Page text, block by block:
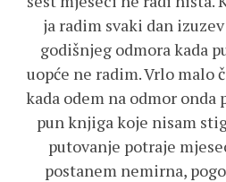
ja radim svaki dan
godišnjeg odmora kada
uopće ne radim. Vrlo malo
kada odem na odmor
pun knjiga koje nisam
putovanje potraje
postanem nemirna,